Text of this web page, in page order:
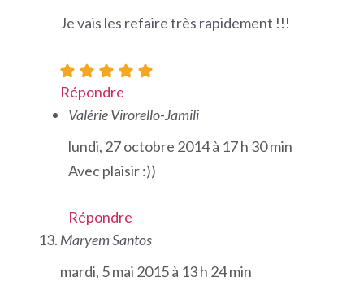
Je vais les refaire très rapidement !!!
Répondre
Valérie Virorello-Jamili
lundi, 27 octobre 2014 à 17 h 30 min
Avec plaisir :))
Répondre
Maryem Santos
mardi, 5 mai 2015 à 13 h 24 min